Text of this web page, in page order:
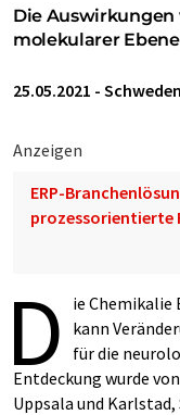
Die
molekularer Ebene
25.05.2021 - Schweden
Anzeigen
ERP-
prozessorientierte
D
ie
kann
für die
Entdeckung wurde
Uppsala und